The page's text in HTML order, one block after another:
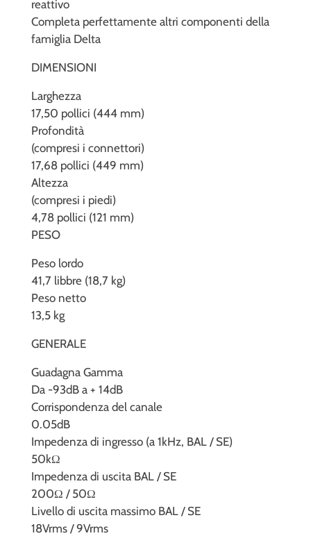
reattivo
Completa perfettamente altri componenti della
famiglia Delta
DIMENSIONI
Larghezza
17,50 pollici (444 mm)
Profondità
(compresi i connettori)
17,68 pollici (449 mm)
Altezza
(compresi i piedi)
4,78 pollici (121 mm)
PESO
Peso lordo
41,7 libbre (18,7 kg)
Peso netto
13,5 kg
GENERALE
Guadagna Gamma
Da -93dB a + 14dB
Corrispondenza del canale
0.05dB
Impedenza di ingresso (a 1kHz, BAL / SE)
50kΩ
Impedenza di uscita BAL / SE
200Ω / 50Ω
Livello di uscita massimo BAL / SE
18Vrms / 9Vrms